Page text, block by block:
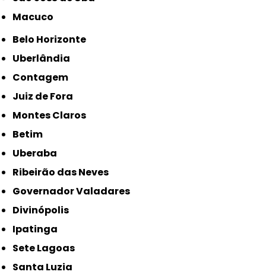
Macuco
Belo Horizonte
Uberlândia
Contagem
Juiz de Fora
Montes Claros
Betim
Uberaba
Ribeirão das Neves
Governador Valadares
Divinópolis
Ipatinga
Sete Lagoas
Santa Luzia